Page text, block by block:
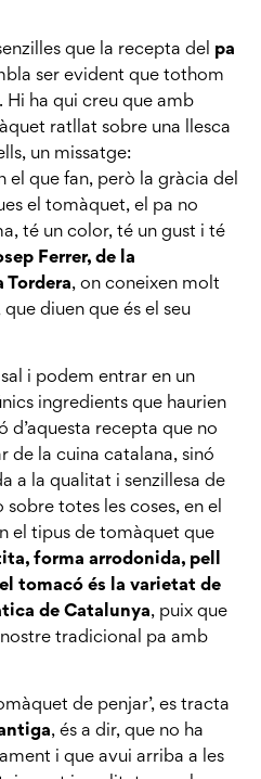
que la recepta del pa
ser evident que tothom
Hi ha qui creu que amb
ratllat sobre una llesca
un missatge:
el que fan, però la gràcia del
el tomàquet, el pa no
té un color, té un gust i té
Ferrer, de la
Tordera, on coneixen molt
diuen que és el seu
i podem entrar en un
ingredients que haurien
recepta que no
de la cuina catalana, sinó
a la qualitat i senzillesa de
totes les coses, en el
el tipus de tomàquet que
forma arrodonida, pell
tomacó és la varietat de
de Catalunya, puix que
tradicional pa amb
de penjar’, es tracta
, és a dir, que no ha
i que avui arriba a les